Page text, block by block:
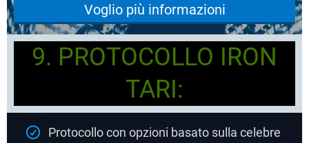
Voglio più informazioni
9. PROTOCOLLO IRON
TARI:
Protocollo con opzioni basato sulla celebre